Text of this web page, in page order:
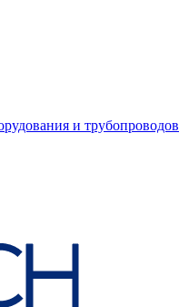
и трубопроводов